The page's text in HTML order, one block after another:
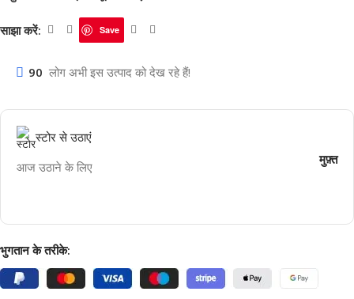
साझा करें: Save
90 लोग अभी इस उत्पाद को देख रहे हैं!
स्टोर से उठाएं
आज उठाने के लिए मुफ़्त
भुगतान के तरीके: